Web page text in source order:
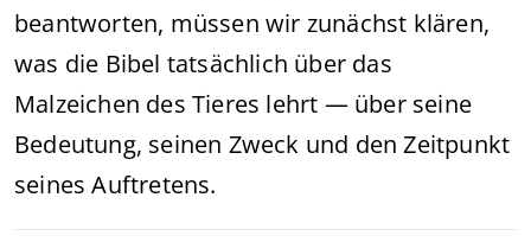
beantworten, müssen wir zunächst klären,
was die Bibel tatsächlich über das
Malzeichen des Tieres lehrt — über seine
Bedeutung, seinen Zweck und den Zeitpunkt
seines Auftretens.